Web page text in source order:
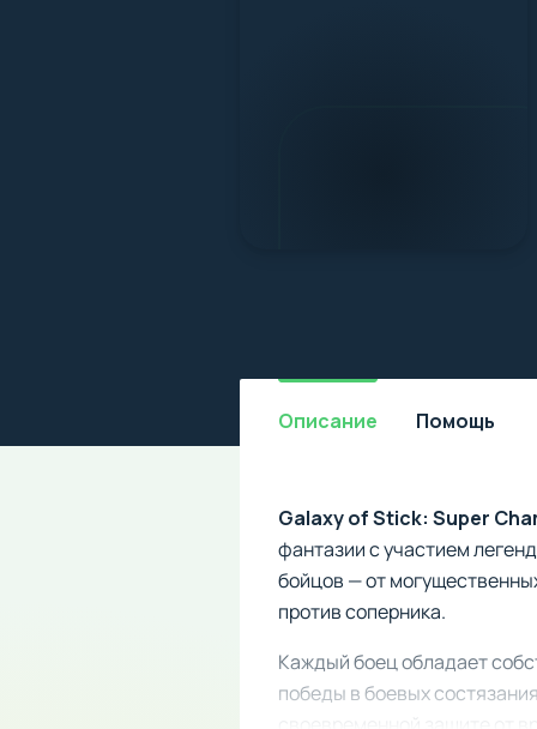
Описание Помощь
Galaxy of Stick: Super
фантазии с участием
бойцов — от
против соперника.
Каждый боец обладает
победы в боевых